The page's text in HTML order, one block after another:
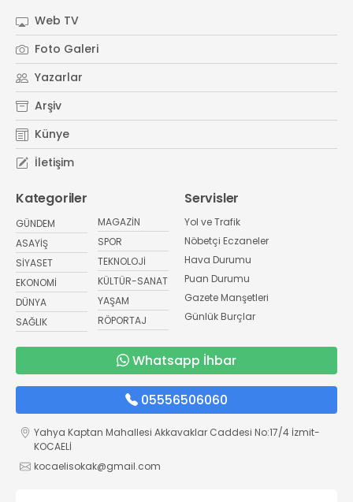
Web TV
Foto Galeri
Yazarlar
Arşiv
Künye
İletişim
Kategoriler
GÜNDEM
ASAYİŞ
SİYASET
EKONOMİ
DÜNYA
SAĞLIK
MAGAZİN
SPOR
TEKNOLOJİ
KÜLTÜR-SANAT
YAŞAM
RÖPORTAJ
Servisler
Yol ve Trafik
Nöbetçi Eczaneler
Hava Durumu
Puan Durumu
Gazete Manşetleri
Günlük Burçlar
Whatsapp İhbar
05556506060
Yahya Kaptan Mahallesi Akkavaklar Caddesi No:17/4 İzmit-
KOCAELİ
kocaelisokak@gmail.com